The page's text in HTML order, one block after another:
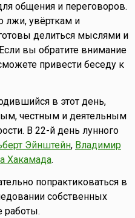
общения и переговоров.
лжи, увёрткам и
делиться мыслями и
вы обратите внимание
привести беседу к
в этот день,
честным и деятельным
В 22-й день лунного
Эйнштейн, Владимир
Хакамада.
попрактиковаться в
собственных
работы.